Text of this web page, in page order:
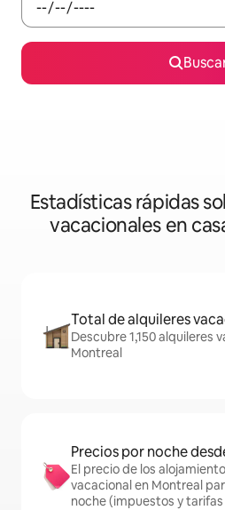
Estadísticas rápidas
vacacionales en
Total de alquileres
Descubre 1,150 alquileres
Montreal
Precios por noche
El precio de los
vacacional en Montreal
noche (impuestos y